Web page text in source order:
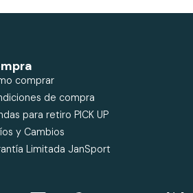
comprar
de compra
para retiro PICK UP
y Cambios
Limitada JanSport